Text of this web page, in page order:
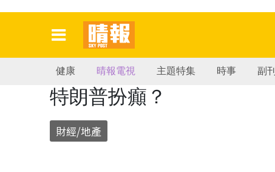
健康 晴報電視 主題特集 時事 副刊
特朗普扮癲？
財經/地產